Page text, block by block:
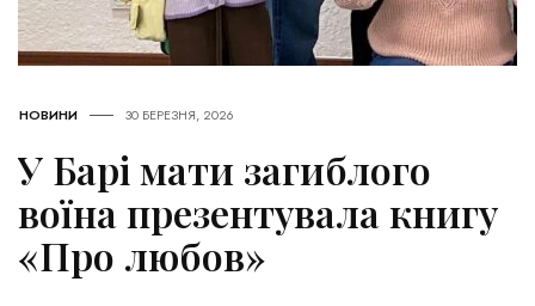
НОВИНИ 30 БЕРЕЗНЯ, 2026
У Барі мати загиблого
воїна презентувала книгу
«Про любов»